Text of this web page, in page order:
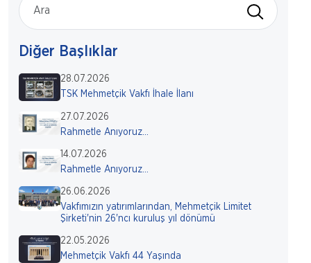
Diğer Başlıklar
28.07.2026
TSK Mehmetçik Vakfı İhale İlanı
27.07.2026
Rahmetle Anıyoruz...
14.07.2026
Rahmetle Anıyoruz...
26.06.2026
Vakfımızın yatırımlarından, Mehmetçik Limitet
Şirketi'nin 26'ncı kuruluş yıl dönümü
22.05.2026
Mehmetçik Vakfı 44 Yaşında